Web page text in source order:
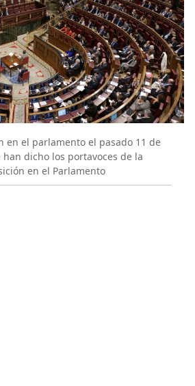
en el parlamento el pasado 11 de
han dicho los portavoces de la
en el Parlamento